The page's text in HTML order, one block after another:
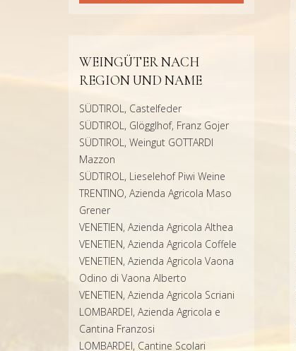
WEINGÜTER NACH
REGION UND NAME
SÜDTIROL, Castelfeder
SÜDTIROL, Glögglhof, Franz Gojer
SÜDTIROL, Weingut GOTTARDI
Mazzon
SÜDTIROL, Lieselehof Piwi Weine
TRENTINO, Azienda Agricola Maso
Grener
VENETIEN, Azienda Agricola Althea
VENETIEN, Azienda Agricola Coffele
VENETIEN, Azienda Agricola Vaona
Odino di Vaona Alberto
VENETIEN, Azienda Agricola Scriani
LOMBARDEI, Azienda Agricola e
Cantina Franzosi
LOMBARDEI, Cantine Scolari